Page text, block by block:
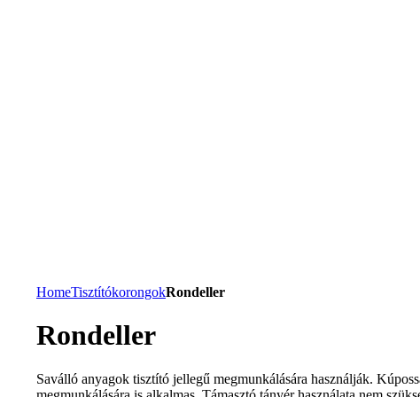
HomeTisztítókorongokRondeller
Rondeller
Saválló anyagok tisztító jellegű megmunkálására használják.